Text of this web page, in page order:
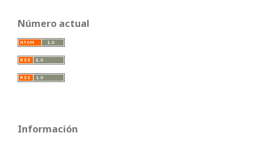
Número actual
Información